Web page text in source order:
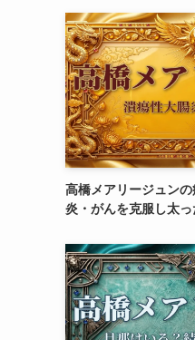
高橋メアリージュン
炎・がんを克服し太っ